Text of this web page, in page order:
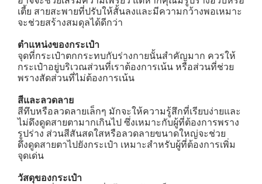
เตี้ย สายสะพายที่ปรับให้สั้นลงและมีความกว้างพอเหมาะ
จะช่วยสร้างสมดุลได้ดีกว่า
ตำแหน่งของกระเป๋า
จุดที่กระเป๋าตกกระทบกับร่างกายนั้นสำคัญมาก ควรให้
กระเป๋าอยู่บริเวณส่วนที่เราต้องการเน้น หรือส่วนที่ช่วย
พรางสัดส่วนที่ไม่ต้องการเน้น
สีและลวดลาย
สีทึบหรือลวดลายเล็กๆ มักจะให้ความรู้สึกที่เรียบง่ายและ
ไม่ดึงดูดสายตามากเกินไป ซึ่งเหมาะกับผู้ที่ต้องการพราง
รูปร่าง ส่วนสีสันสดใสหรือลวดลายขนาดใหญ่จะช่วย
ดึงดูดสายตาไปยังกระเป๋า เหมาะสำหรับผู้ที่ต้องการเพิ่ม
จุดเด่น
วัสดุของกระเป๋า